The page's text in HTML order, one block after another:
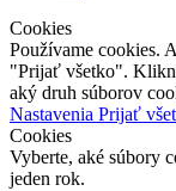
Cookies
Používame cookies.
"Prijať všetko".
aký druh súborov
Nastavenia Prijať
Cookies
Vyberte, aké súbory
jeden rok.